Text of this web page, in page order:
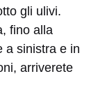
gli ulivi.
fino alla
a sinistra e in
arriverete